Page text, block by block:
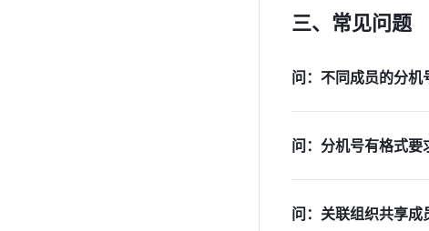
三、常见问题
问：不同成员的分机
问：分机号有格式要
问：关联组织共享成